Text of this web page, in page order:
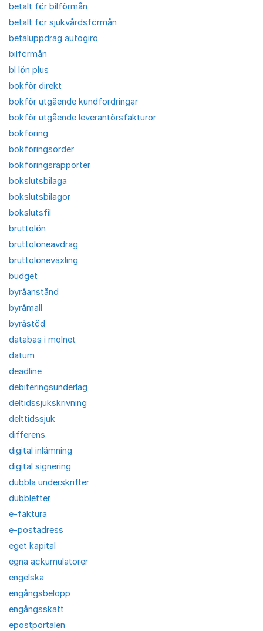
betalt för bilförmån
betalt för sjukvårdsförmån
betaluppdrag autogiro
bilförmån
bl lön plus
bokför direkt
bokför utgående kundfordringar
bokför utgående leverantörsfakturor
bokföring
bokföringsorder
bokföringsrapporter
bokslutsbilaga
bokslutsbilagor
bokslutsfil
bruttolön
bruttolöneavdrag
bruttolöneväxling
budget
byråanstånd
byråmall
byråstöd
databas i molnet
datum
deadline
debiteringsunderlag
deltidssjukskrivning
delttidssjuk
differens
digital inlämning
digital signering
dubbla underskrifter
dubbletter
e-faktura
e-postadress
eget kapital
egna ackumulatorer
engelska
engångsbelopp
engångsskatt
epostportalen